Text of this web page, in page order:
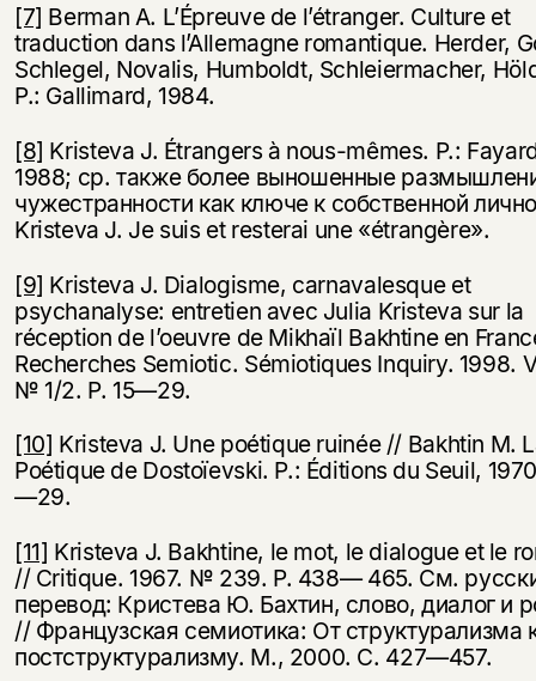
[7] Berman A. L’Épreuve de l’étranger. Culture et
traduction dans l’Allemagne romantique. Herder,
Schlegel, Novalis, Humboldt, Schleiermacher,
P.: Gallimard, 1984.
[8] Kristeva J. Étrangers à nous-mêmes. P.:
1988; ср. также более выношенные
чужестранности как ключе к собственной
Kristeva J. Je suis et resterai une «étrangère».
[9] Kristeva J. Dialogisme, carnavalesque et
psychanalyse: entretien avec Julia Kristeva sur la
réception de l’oeuvre de Mikhaïl Bakhtine en
Recherches Semiotic. Sémiotiques Inquiry. 1998.
№ 1/2. P. 15—29.
[10] Kristeva J. Une poétique ruinée // Bakhtin M.
Poétique de Dostoïevski. P.: Éditions du Seuil,
—29.
[11] Kristeva J. Bakhtine, le mot, le dialogue et le
// Critique. 1967. № 239. P. 438— 465. См.
перевод: Кристева Ю. Бахтин, слово, диалог и
// Французская семиотика: От структурализма
постструктурализму. М., 2000. С. 427—457.